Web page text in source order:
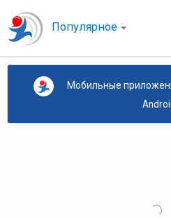
Популярное
Мобильные